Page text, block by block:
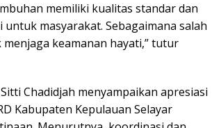
memiliki kualitas standar dan
masyarakat. Sebagaimana salah
keamanan hayati,” tutur
Chadidjah menyampaikan apresiasi
Kabupaten Kepulauan Selayar